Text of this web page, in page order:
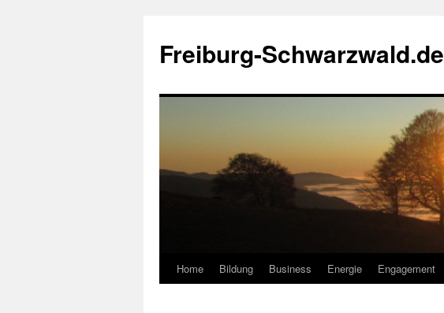
springen
Freiburg-Schwarzwald.de
Home Bildung Business Energie Engagement